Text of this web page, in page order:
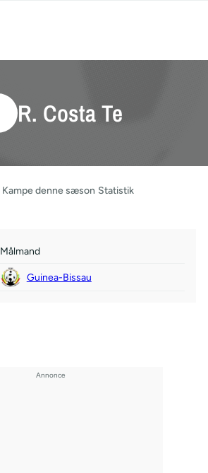
R. Costa Te
Kampe denne sæson Statistik
Målmand
Guinea-Bissau